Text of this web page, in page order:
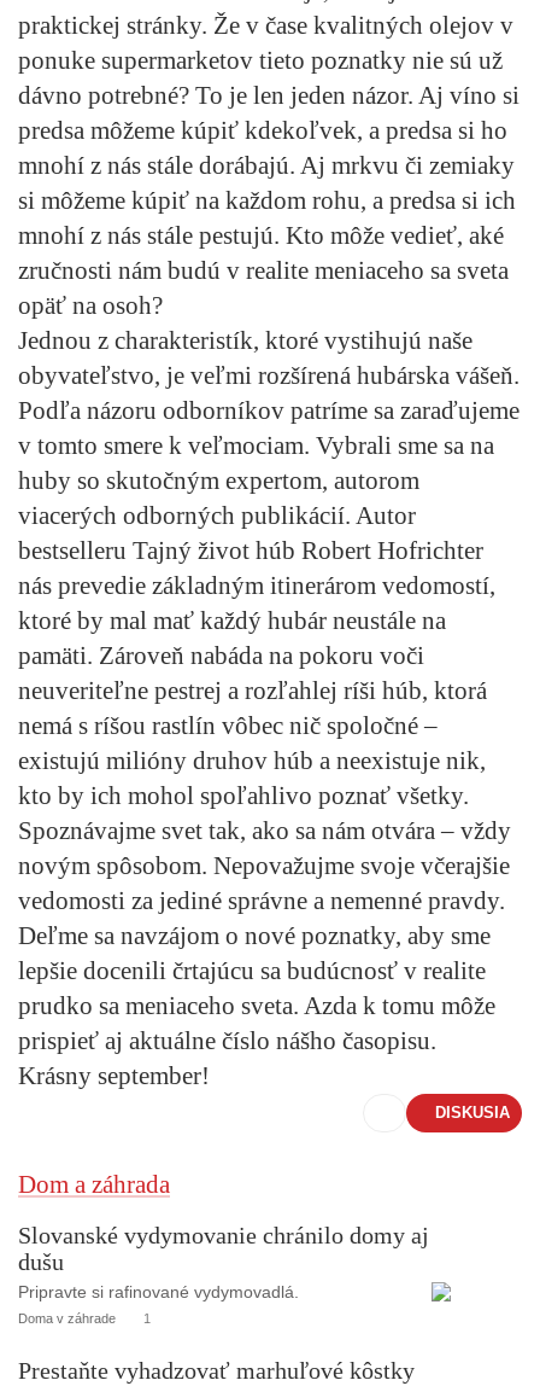
praktickej stránky. Že v čase kvalitných olejov v
ponuke supermarketov tieto poznatky nie sú už
dávno potrebné? To je len jeden názor. Aj víno si
predsa môžeme kúpiť kdekoľvek, a predsa si ho
mnohí z nás stále dorábajú. Aj mrkvu či zemiaky
si môžeme kúpiť na každom rohu, a predsa si ich
mnohí z nás stále pestujú. Kto môže vedieť, aké
zručnosti nám budú v realite meniaceho sa sveta
opäť na osoh?
Jednou z charakteristík, ktoré vystihujú naše
obyvateľstvo, je veľmi rozšírená hubárska vášeň.
Podľa názoru odborníkov patríme sa zaraďujeme
v tomto smere k veľmociam. Vybrali sme sa na
huby so skutočným expertom, autorom
viacerých odborných publikácií. Autor
bestselleru Tajný život húb Robert Hofrichter
nás prevedie základným itinerárom vedomostí,
ktoré by mal mať každý hubár neustále na
pamäti. Zároveň nabáda na pokoru voči
neuveriteľne pestrej a rozľahlej ríši húb, ktorá
nemá s ríšou rastlín vôbec nič spoločné –
existujú milióny druhov húb a neexistuje nik,
kto by ich mohol spoľahlivo poznať všetky.
Spoznávajme svet tak, ako sa nám otvára – vždy
novým spôsobom. Nepovažujme svoje včerajšie
vedomosti za jediné správne a nemenné pravdy.
Deľme sa navzájom o nové poznatky, aby sme
lepšie docenili črtajúcu sa budúcnosť v realite
prudko sa meniaceho sveta. Azda k tomu môže
prispieť aj aktuálne číslo nášho časopisu.
Krásny september!
DISKUSIA
Dom a záhrada
Slovanské vydymovanie chránilo domy aj
dušu
Pripravte si rafinované vydymovadlá.
Doma v záhrade 1
Prestaňte vyhadzovať marhuľové kôstky